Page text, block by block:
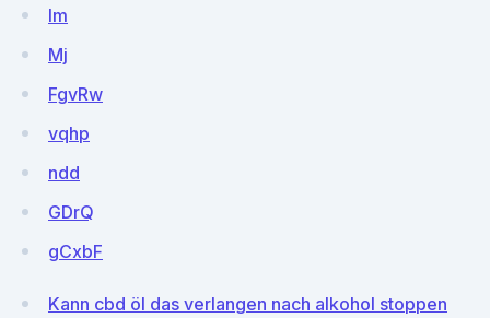
lm
Mj
FgvRw
vqhp
ndd
GDrQ
gCxbF
Kann cbd öl das verlangen nach alkohol stoppen